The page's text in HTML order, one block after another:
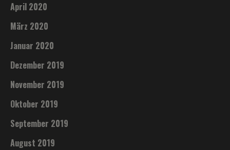
April 2020
März 2020
Januar 2020
Dezember 2019
November 2019
Oktober 2019
September 2019
August 2019